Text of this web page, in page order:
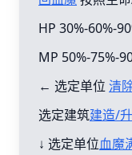
HP 30%-60%-
MP 50%-75%-
← 选定单位 清
选定建筑建造/
↓ 选定单位血魔